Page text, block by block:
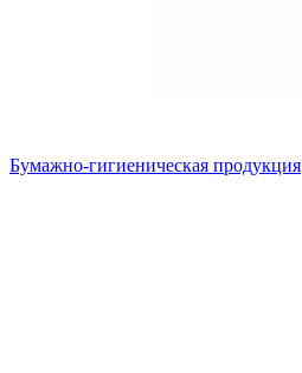
Бумажно-гигиеническая продукция